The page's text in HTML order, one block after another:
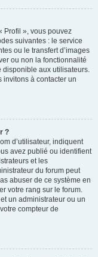
Profil », vous pouvez
suivantes : le service
ou le transfert d’images
ou non la fonctionnalité
disponible aux utilisateurs.
invitons à contacter un
?
d’utilisateur, indiquent
avez publié ou identifient
et les
du forum peut
abuser de ce système en
votre rang sur le forum.
un administrateur ou un
compteur de